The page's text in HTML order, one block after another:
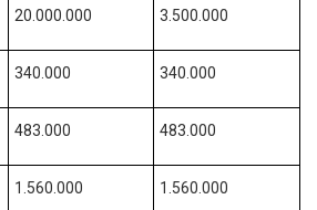
20.000.000 3.500.000
340.000 340.000
483.000 483.000
1.560.000 1.560.000